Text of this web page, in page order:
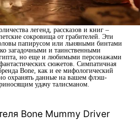
легенд, рассказов и книг –
сокровища от грабителей. Эти
папирусом или льняными бинтами
загадочными и таинственными
но еще и любимыми персонажами
сюжетов. Симпатичная
Bone, как и ее мифологический
охранять данные на вашем флэш-
удачу талисманом.
Bone Mummy Driver